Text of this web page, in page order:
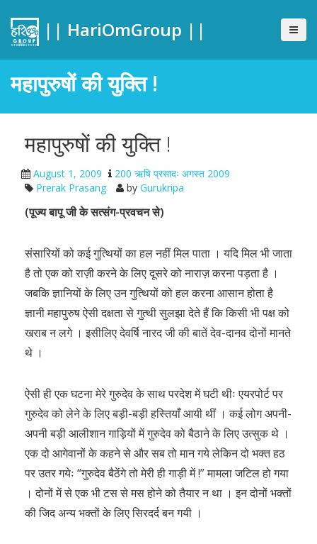
|| HariOmGroup ||
महापुरुषों की युक्ति !
महापुरुषों की युक्ति !
August 1, 2009
200 ऋषि प्रसादः अगस्त 2009
Prerak Prasang
by Gurukripa
(पूज्य बापू जी के सत्संग-प्रवचन से)
संसारियों को कई गुत्थियों का हल नहीं मिल पाता । यदि मिल भी जाता
है तो एक को राज़ी करने के लिए दूसरे को नाराज़ करना पड़ता है ।
जबकि ज्ञानियों के लिए उन गुत्थियों को हल करना आसान होता है
ज्ञानी महापुरुष ऐसी दक्षता से गुत्थी सुलझा देते हैं कि किसी भी पक्ष को
खराब न लगे । इसीलिए देवर्षि नारद जी की बातें देव-दानव दोनों मानते
थे ।
ऐसी ही एक घटना मेरे गुरुदेव के साथ परदेश में घटी थीः एयरपोर्ट पर
गुरुदेव को लेने के लिए बड़ी-बड़ी हस्तियाँ आयी थीं । कई लोग अपनी-
अपनी बड़ी आलीशान गाड़ियों में गुरुदेव को बैठाने के लिए उत्सुक थे ।
एक दो आगेवानों के कहने से और सब तो मान गये लेकिन दो भक्त हठ
पर उतर गयेः “गुरुदेव बैठेंगे तो मेरी ही गाड़ी में !” मामला जटिल हो गया
। दोनों में से एक भी टस से मस होने को तैयार न था । इन दोनों भक्तों
की जिद अन्य भक्तों के लिए सिरदर्द बन गयी ।